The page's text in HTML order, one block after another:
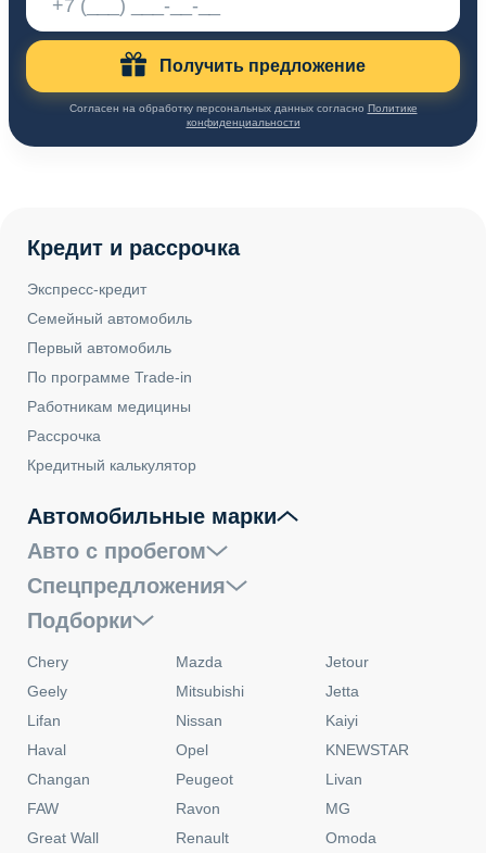
Получить предложение
Согласен на обработку персональных данных согласно Политике
конфиденциальности
Кредит и рассрочка
Экспресс-кредит
Семейный автомобиль
Первый автомобиль
По программе Trade-in
Работникам медицины
Рассрочка
Кредитный калькулятор
Автомобильные марки
Авто с пробегом
Спецпредложения
Подборки
Chery
Geely
Lifan
Haval
Changan
FAW
Great Wall
Mazda
Mitsubishi
Nissan
Opel
Peugeot
Ravon
Renault
Jetour
Jetta
Kaiyi
KNEWSTAR
Livan
MG
Omoda